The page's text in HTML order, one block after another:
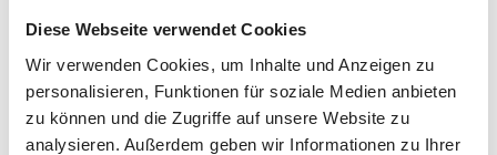
Diese Webseite verwendet Cookies
Wir verwenden Cookies, um Inhalte und Anzeigen zu
personalisieren, Funktionen für soziale Medien anbieten
zu können und die Zugriffe auf unsere Website zu
analysieren. Außerdem geben wir Informationen zu Ihrer
DAB Radio
Navigationssystem
Rückfahrkamera